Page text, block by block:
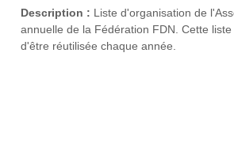
Description : Liste d'organisation de
annuelle de la Fédération FDN. Cette
d'être réutilisée chaque année.